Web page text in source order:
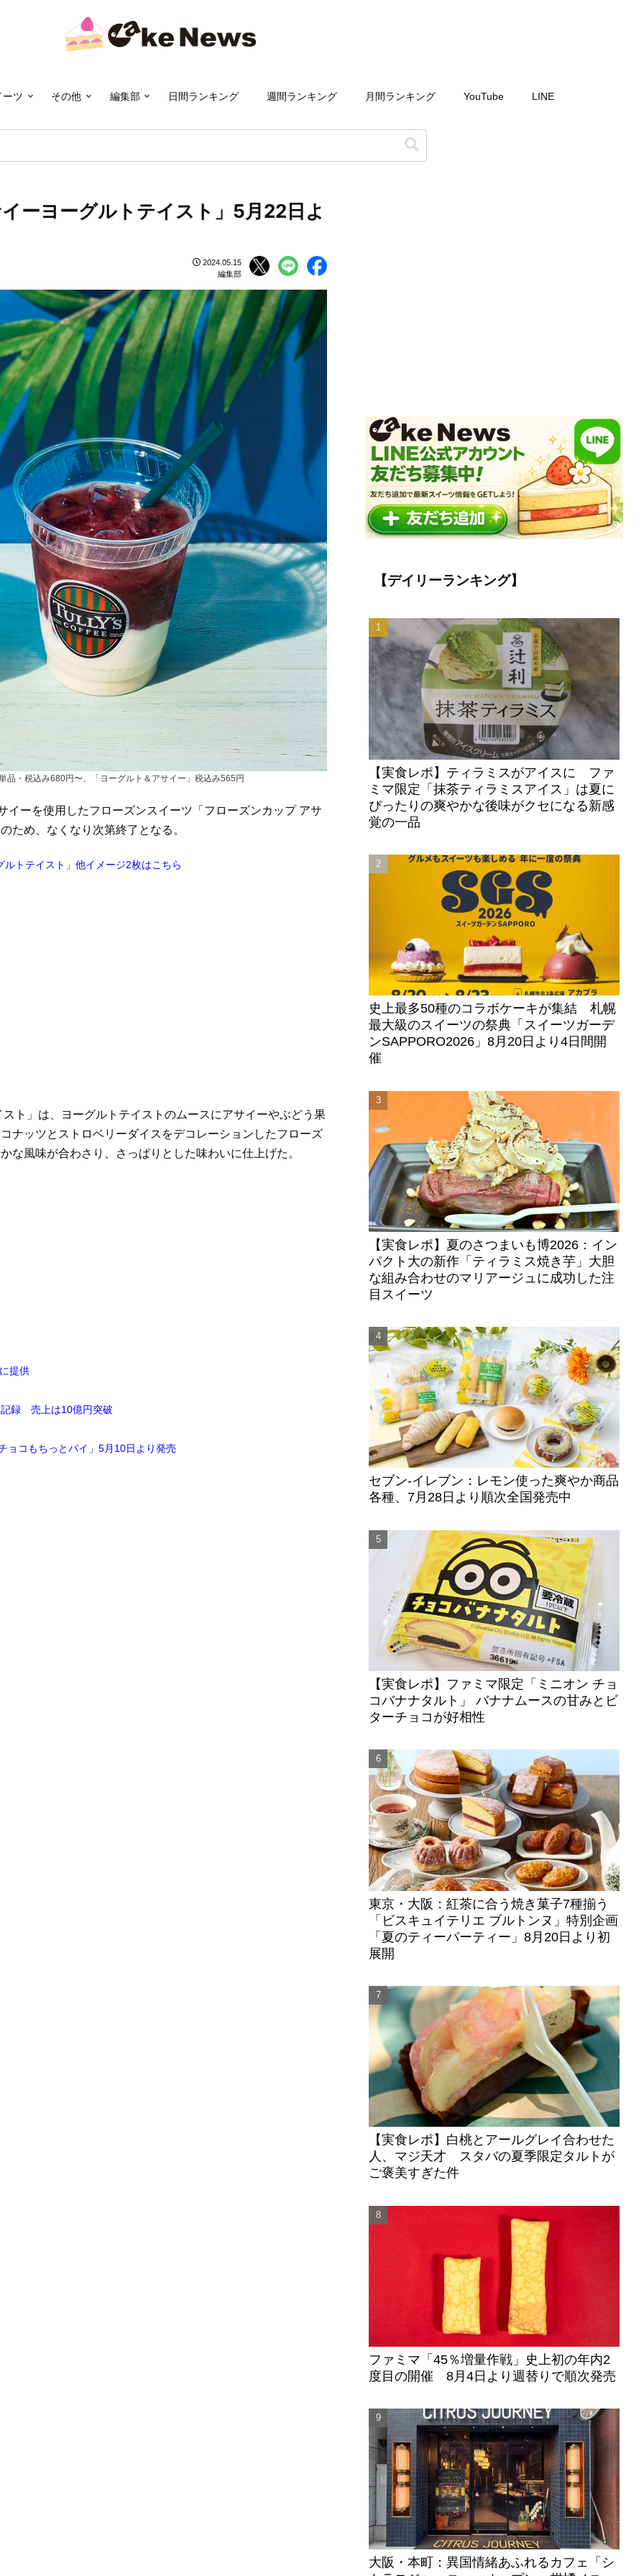
ーツ その他 編集部 日間ランキング 週間ランキング 月間ランキング YouTube LINE
ーヨーグルトテイスト」5月22日よ
2024.05.15
編集部
品・税込み680円〜、「ヨーグルト＆アサイー」税込み565円
ーを使用したフローズンスイーツ「フローズンカップ アサ
ため、なくなり次第終了となる。
ルトテイスト」他イメージ2枚はこちら
ト」は、ヨーグルトテイストのムースにアサイーやぶどう果
ナッツとストロベリーダイスをデコレーションしたフローズ
な風味が合わさり、さっぱりとした味わいに仕上げた。
提供
記録 売上は10億円突破
ョコもちっとパイ」5月10日より発売
【デイリーランキング】
【実食レポ】ティラミスがアイスに ファ
ミマ限定「抹茶ティラミスアイス」は夏に
ぴったりの爽やかな後味がクセになる新感
覚の一品
史上最多50種のコラボケーキが集結 札幌
最大級のスイーツの祭典「スイーツガーデ
ンSAPPORO2026」8月20日より4日間開
催
【実食レポ】夏のさつまいも博2026：イン
パクト大の新作「ティラミス焼き芋」大胆
な組み合わせのマリアージュに成功した注
目スイーツ
セブン‐イレブン：レモン使った爽やか商品
各種、7月28日より順次全国発売中
【実食レポ】ファミマ限定「ミニオン チョ
コバナナタルト」 バナナムースの甘みとビ
ターチョコが好相性
東京・大阪：紅茶に合う焼き菓子7種揃う
「ビスキュイテリエ ブルトンヌ」特別企画
「夏のティーパーティー」8月20日より初
展開
【実食レポ】白桃とアールグレイ合わせた
人、マジ天才 スタバの夏季限定タルトが
ご褒美すぎた件
ファミマ「45％増量作戦」史上初の年内2
度目の開催 8月4日より週替りで順次発売
大阪・本町：異国情緒あふれるカフェ「シ